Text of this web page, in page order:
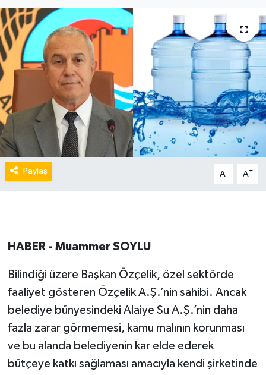
Paylaş A- A+
HABER - Muammer SOYLU
Bilindiği üzere Başkan Özçelik, özel sektörde
faaliyet gösteren Özçelik A.Ş.’nin sahibi. Ancak
belediye bünyesindeki Alaiye Su A.Ş.’nin daha
fazla zarar görmemesi, kamu malının korunması
ve bu alanda belediyenin kar elde ederek
bütçeye katkı sağlaması amacıyla kendi şirketinde